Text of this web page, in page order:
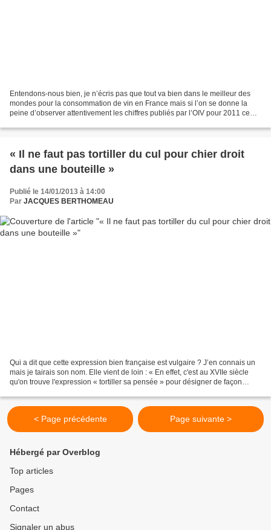
Entendons-nous bien, je n’écris pas que tout va bien dans le meilleur des
mondes pour la consommation de vin en France mais si l’on se donne la
peine d’observer attentivement les chiffres publiés par l’OIV pour 2011 ce
« Il ne faut pas tortiller du cul pour chier droit
dans une bouteille »
Publié le 14/01/2013 à 14:00
Par JACQUES BERTHOMEAU
Qui a dit que cette expression bien française est vulgaire ? J’en connais un
mais je tairais son nom. Elle vient de loin : « En effet, c'est au XVIIe siècle
qu'on trouve l'expression « tortiller sa pensée » pour désigner de façon
< Page précédente Page suivante >
Hébergé par Overblog
Top articles
Pages
Contact
Signaler un abus